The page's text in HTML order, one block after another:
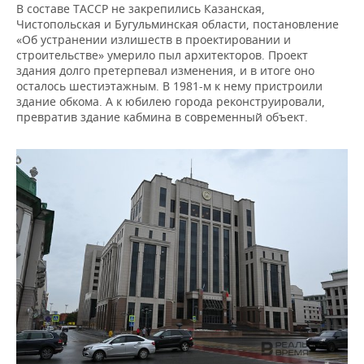
В составе ТАССР не закрепились Казанская,
Чистопольская и Бугульминская области, постановление
«Об устранении излишеств в проектировании и
строительстве» умерило пыл архитекторов. Проект
здания долго претерпевал изменения, и в итоге оно
осталось шестиэтажным. В 1981-м к нему пристроили
здание обкома. А к юбилею города реконструировали,
превратив здание кабмина в современный объект.